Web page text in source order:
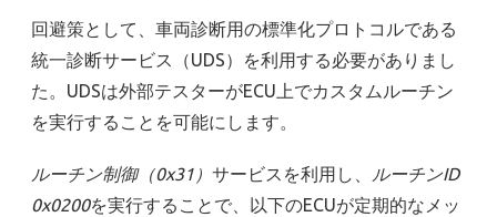
回避策として、車両診断用の標準化プロトコルである
統一診断サービス（UDS）を利用する必要がありまし
た。UDSは外部テスターがECU上でカスタムルーチン
を実行することを可能にします。
ルーチン制御（0x31） サービスを利用し、
ルーチンID
0x0200を実行することで、以下のECUが定期的なメッ